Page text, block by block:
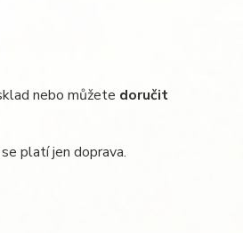
nebo můžete doručit
platí jen doprava.